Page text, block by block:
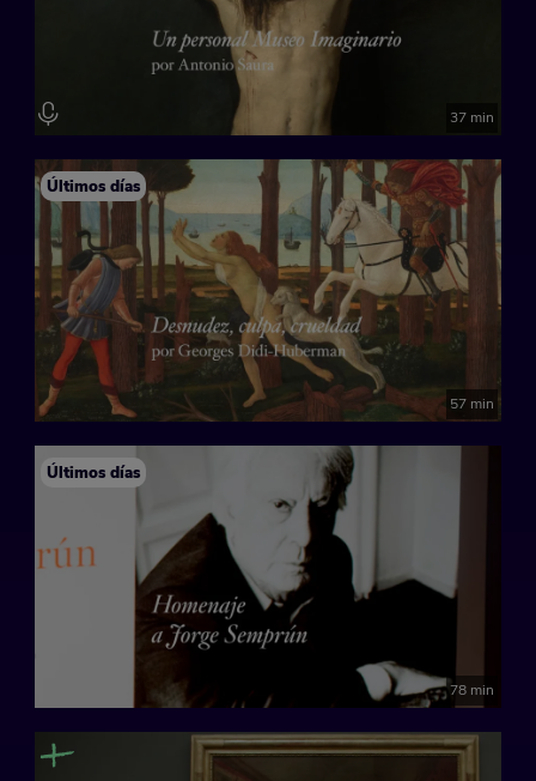
37 min
Últimos días
57 min
Últimos días
78 min